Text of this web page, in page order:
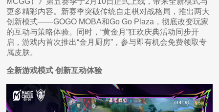
更多精彩内容。新赛季突破传统自走棋对战格局，推出两大
创新模式——GOGO MOBA和Go Go Plaza，彻底改变玩家
的互动与策略体验。同时，“黄金月”狂欢庆典活动同步开
启，游戏内首次推出“金月厨房”，参与即有机会免费领取专
属皮肤。
全新游戏模式 创新互动体验